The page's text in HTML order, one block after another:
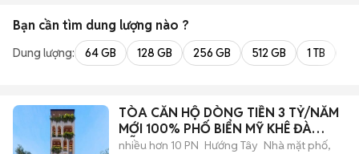
Bạn cần tìm dung lượng nào ?
Dung lượng: 64 GB 128 GB 256 GB 512 GB 1 TB
TÒA CĂN HỘ DÒNG TIỀN 3 TỶ/NĂM
MỚI 100% PHỐ BIỂN MỸ KHÊ ĐÀ
NẴNG
nhiều hơn 10 PN Hướng Tây Nhà mặt phố,